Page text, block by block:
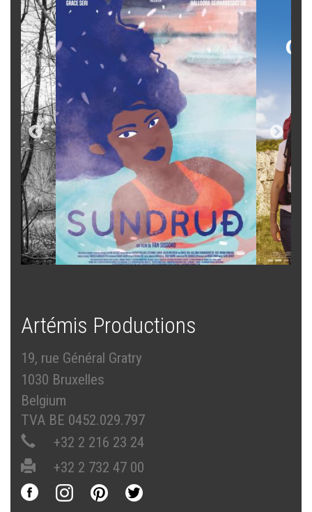
Artémis Productions
19, rue Général Gratry
1030 Bruxelles
Belgium
TVA BE 0452.029.797
+32 2 216 23 24
+32 2 732 47 00